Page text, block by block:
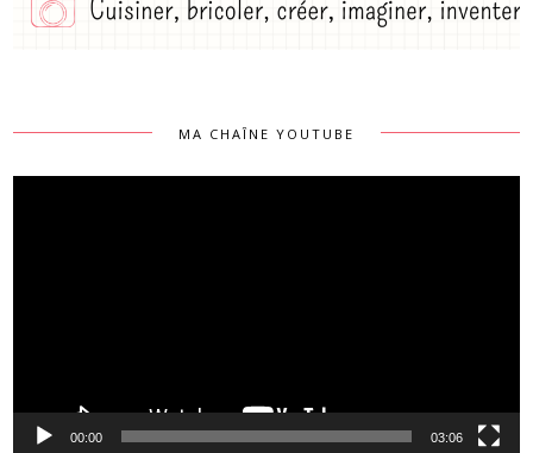
MA CHAÎNE YOUTUBE
Lecteur
00:00 03:06